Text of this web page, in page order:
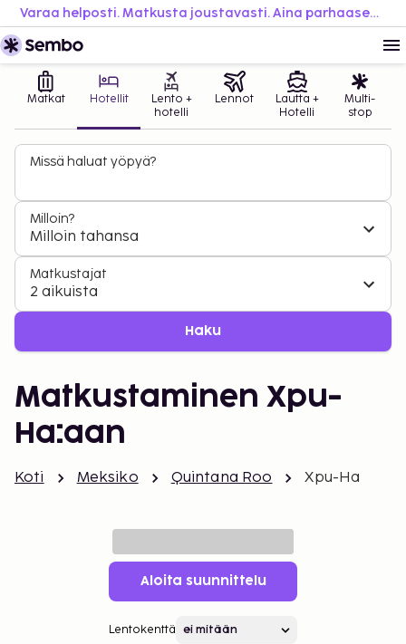
Varaa helposti. Matkusta joustavasti. Aina parhaaseen hintaan.
Matkat Hotellit
Lento +
hotelli
Lennot
Lautta +
Hotelli
Multi-
stop
Missä haluat yöpyä?
Milloin?
Milloin tahansa
Matkustajat
2 aikuista
Haku
Matkustaminen Xpu-
Ha:aan
Koti Meksiko Quintana Roo Xpu-Ha
Aloita suunnittelu
Lentokenttä